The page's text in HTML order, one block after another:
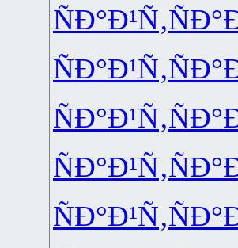
ÑÐ°Ð¹Ñ‚
ÑÐ°Ð¹Ñ‚
ÑÐ°Ð¹Ñ‚
ÑÐ°Ð¹Ñ‚
ÑÐ°Ð¹Ñ‚